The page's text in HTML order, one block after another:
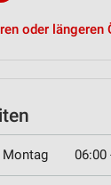
oder längeren
Montag 06:00